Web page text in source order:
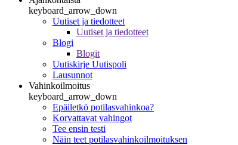
keyboard_arrow_down
Uutiset ja tiedotteet
Uutiset ja tiedotteet
Blogi
Blogit
Uutiskirje Uutispoli
Lausunnot
Vahinkoilmoitus
keyboard_arrow_down
Epäiletkö potilasvahinkoa?
Korvattavat vahingot
Tee ensin testi
Näin teet potilasvahinkoilmoituksen